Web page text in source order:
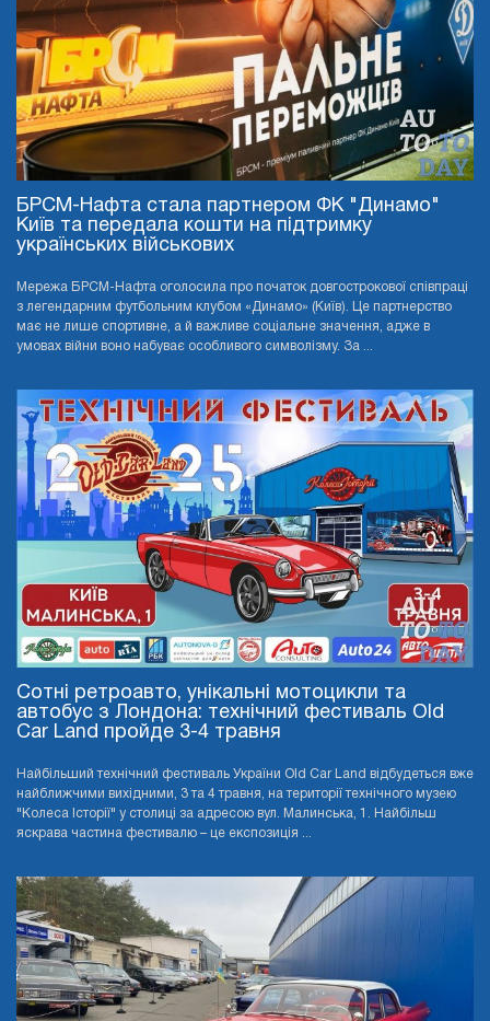
БРСМ-Нафта стала партнером ФК "Динамо"
Київ та передала кошти на підтримку
українських військових
Мережа БРСМ-Нафта оголосила про початок довгострокової співпраці
з легендарним футбольним клубом «Динамо» (Київ). Це партнерство
має не лише спортивне, а й важливе соціальне значення, адже в
умовах війни воно набуває особливого символізму. За ...
Сотні ретроавто, унікальні мотоцикли та
автобус з Лондона: технічний фестиваль Old
Car Land пройде 3-4 травня
Найбільший технічний фестиваль України Old Car Land відбудеться вже
найближчими вихідними, 3 та 4 травня, на території технічного музею
"Колеса Історії" у столиці за адресою вул. Малинська, 1. Найбільш
яскрава частина фестивалю – це експозиція ...